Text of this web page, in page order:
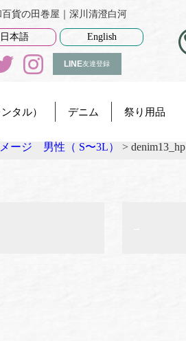
貨の田巻屋｜深川清澄白河
日本語 English
LINE友達登録
タル） デニム 祭り用品
ージ 男性（ S〜3L） > denim13_hp